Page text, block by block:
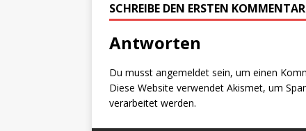
SCHREIBE DEN ERSTEN KOMMENTAR
Antworten
Du musst angemeldet sein, um einen
Diese Website verwendet Akismet, um
verarbeitet werden.